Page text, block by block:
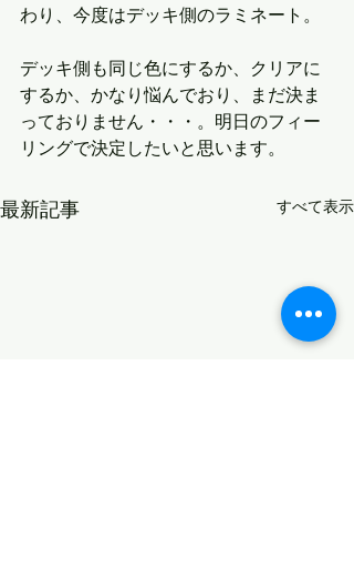
わり、今度はデッキ側のラミネート。
デッキ側も同じ色にするか、クリアに
するか、かなり悩んでおり、まだ決ま
っておりません・・・。明日のフィー
リングで決定したいと思います。
最新記事 すべて表示